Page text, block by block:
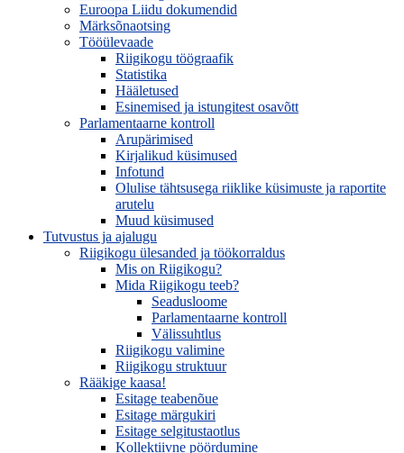
Euroopa Liidu dokumendid
Märksõnaotsing
Tööülevaade
Riigikogu töögraafik
Statistika
Hääletused
Esinemised ja istungitest osavõtt
Parlamentaarne kontroll
Arupärimised
Kirjalikud küsimused
Infotund
Olulise tähtsusega riiklike küsimuste ja raportite
arutelu
Muud küsimused
Tutvustus ja ajalugu
Riigikogu ülesanded ja töökorraldus
Mis on Riigikogu?
Mida Riigikogu teeb?
Seadusloome
Parlamentaarne kontroll
Välissuhtlus
Riigikogu valimine
Riigikogu struktuur
Rääkige kaasa!
Esitage teabenõue
Esitage märgukiri
Esitage selgitustaotlus
Kollektiivne pöördumine